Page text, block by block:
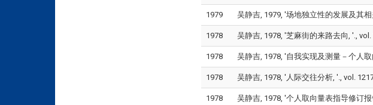
1979 吴静吉, 1979, '场地独立性的发展及其
1978 吴静吉, 1978, '芝麻街的来路去向, '., vol.
1978 吴静吉, 1978, '自我实现及测量－个人
1978 吴静吉, 1978, '人际交往分析, '., vol.
1978 吴静吉, 1978, '个人取向量表指导修订